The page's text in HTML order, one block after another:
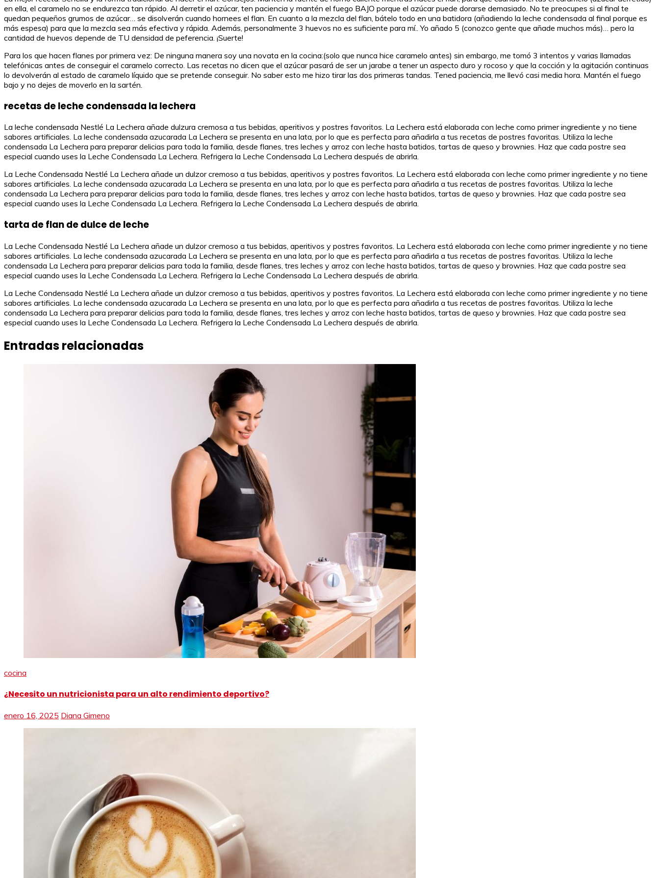
en ella, el caramelo no se endurezca tan rápido. Al derretir el azúcar, ten paciencia y mantén el fuego BAJO porque el azúcar puede dorarse demasiado. No te preocupes si al final te
quedan pequeños grumos de azúcar… se disolverán cuando hornees el flan. En cuanto a la mezcla del flan, bátelo todo en una batidora (añadiendo la leche condensada al final porque es
más espesa) para que la mezcla sea más efectiva y rápida. Además, personalmente 3 huevos no es suficiente para mí.. Yo añado 5 (conozco gente que añade muchos más)… pero la
cantidad de huevos depende de TU densidad de peferencia. ¡Suerte!
Para los que hacen flanes por primera vez: De ninguna manera soy una novata en la cocina:(solo que nunca hice caramelo antes) sin embargo, me tomó 3 intentos y varias llamadas
telefónicas antes de conseguir el caramelo correcto. Las recetas no dicen que el azúcar pasará de ser un jarabe a tener un aspecto duro y rocoso y que la cocción y la agitación continuas
lo devolverán al estado de caramelo líquido que se pretende conseguir. No saber esto me hizo tirar las dos primeras tandas. Tened paciencia, me llevó casi media hora. Mantén el fuego
bajo y no dejes de moverlo en la sartén.
recetas de leche condensada la lechera
La leche condensada Nestlé La Lechera añade dulzura cremosa a tus bebidas, aperitivos y postres favoritos. La Lechera está elaborada con leche como primer ingrediente y no tiene
sabores artificiales. La leche condensada azucarada La Lechera se presenta en una lata, por lo que es perfecta para añadirla a tus recetas de postres favoritas. Utiliza la leche
condensada La Lechera para preparar delicias para toda la familia, desde flanes, tres leches y arroz con leche hasta batidos, tartas de queso y brownies. Haz que cada postre sea
especial cuando uses la Leche Condensada La Lechera. Refrigera la Leche Condensada La Lechera después de abrirla.
La Leche Condensada Nestlé La Lechera añade un dulzor cremoso a tus bebidas, aperitivos y postres favoritos. La Lechera está elaborada con leche como primer ingrediente y no tiene
sabores artificiales. La leche condensada azucarada La Lechera se presenta en una lata, por lo que es perfecta para añadirla a tus recetas de postres favoritas. Utiliza la leche
condensada La Lechera para preparar delicias para toda la familia, desde flanes, tres leches y arroz con leche hasta batidos, tartas de queso y brownies. Haz que cada postre sea
especial cuando uses la Leche Condensada La Lechera. Refrigera la Leche Condensada La Lechera después de abrirla.
tarta de flan de dulce de leche
La Leche Condensada Nestlé La Lechera añade un dulzor cremoso a tus bebidas, aperitivos y postres favoritos. La Lechera está elaborada con leche como primer ingrediente y no tiene
sabores artificiales. La leche condensada azucarada La Lechera se presenta en una lata, por lo que es perfecta para añadirla a tus recetas de postres favoritas. Utiliza la leche
condensada La Lechera para preparar delicias para toda la familia, desde flanes, tres leches y arroz con leche hasta batidos, tartas de queso y brownies. Haz que cada postre sea
especial cuando uses la Leche Condensada La Lechera. Refrigera la Leche Condensada La Lechera después de abrirla.
La Leche Condensada Nestlé La Lechera añade un dulzor cremoso a tus bebidas, aperitivos y postres favoritos. La Lechera está elaborada con leche como primer ingrediente y no tiene
sabores artificiales. La leche condensada azucarada La Lechera se presenta en una lata, por lo que es perfecta para añadirla a tus recetas de postres favoritas. Utiliza la leche
condensada La Lechera para preparar delicias para toda la familia, desde flanes, tres leches y arroz con leche hasta batidos, tartas de queso y brownies. Haz que cada postre sea
especial cuando uses la Leche Condensada La Lechera. Refrigera la Leche Condensada La Lechera después de abrirla.
Entradas relacionadas
cocina
¿Necesito un nutricionista para un alto rendimiento deportivo?
enero 16, 2025 Diana Gimeno